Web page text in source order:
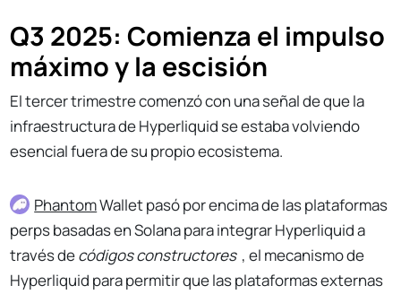
Q3 2025: Comienza el impulso
máximo y la escisión
El tercer trimestre comenzó con una señal de que la
infraestructura de Hyperliquid se estaba volviendo
esencial fuera de su propio ecosistema.
PhantomWallet pasó por encima de las plataformas
perps basadas en Solana para integrar Hyperliquid a
través decódigos constructores , el mecanismo de
Hyperliquid para permitir que las plataformas externas